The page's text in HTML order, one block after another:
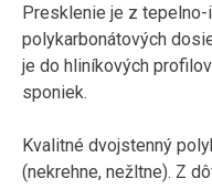
Presklenie je z
polykarbonátových
je do hliníkových
sponiek.
Kvalitné dvojstenný
(nekrehne, nežltne). Z